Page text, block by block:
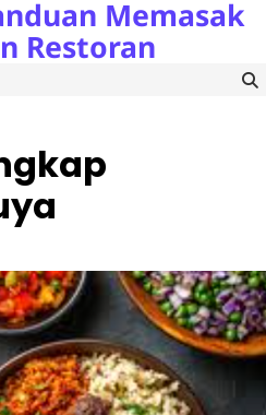
Memasak
Restoran